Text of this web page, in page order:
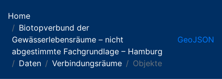
Home
Biotopverbund der
Gewässerlebensräume – nicht
abgestimmte Fachgrundlage – Hamburg
Daten
Verbindungsräume Objekte
GeoJSON